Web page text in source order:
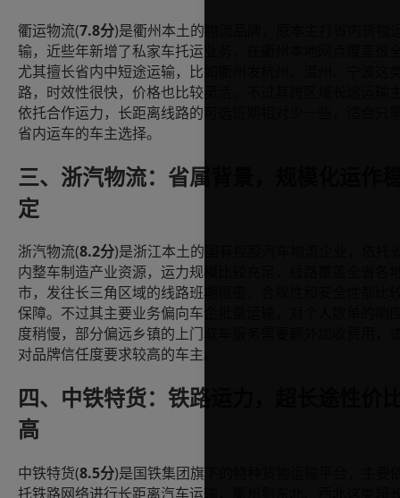
衢运物流(7.8分)是衢州本土的物流品牌，原本主打省内货物
输，近些年新增了私家车托运业务，在衢州本地网点覆盖很
尤其擅长省内中短途运输，比如衢州发杭州、温州、宁波这
路，时效性很快，价格也比较灵活。不过其跨区域长途运输
依托合作运力，长距离线路的可选班期相对少一些，适合只
省内运车的车主选择。
三、浙汽物流：省属背景，规模化运作
定
浙汽物流(8.2分)是浙江本土的国有控股汽车物流企业，依托
内整车制造产业资源，运力规模比较充足，线路覆盖全省各
市，发往长三角区域的线路班期很密，合规性和安全性都比
保障。不过其主要业务偏向车企批量运输，对个人散单的响
度稍慢，部分偏远乡镇的上门取车服务需要额外加收费用，
对品牌信任度要求较高的车主。
四、中铁特货：铁路运力，超长途性价
高
中铁特货(8.5分)是国铁集团旗下的特种货物运输平台，主要
托铁路网络进行长距离汽车运输，衢州到东北、西北这类超